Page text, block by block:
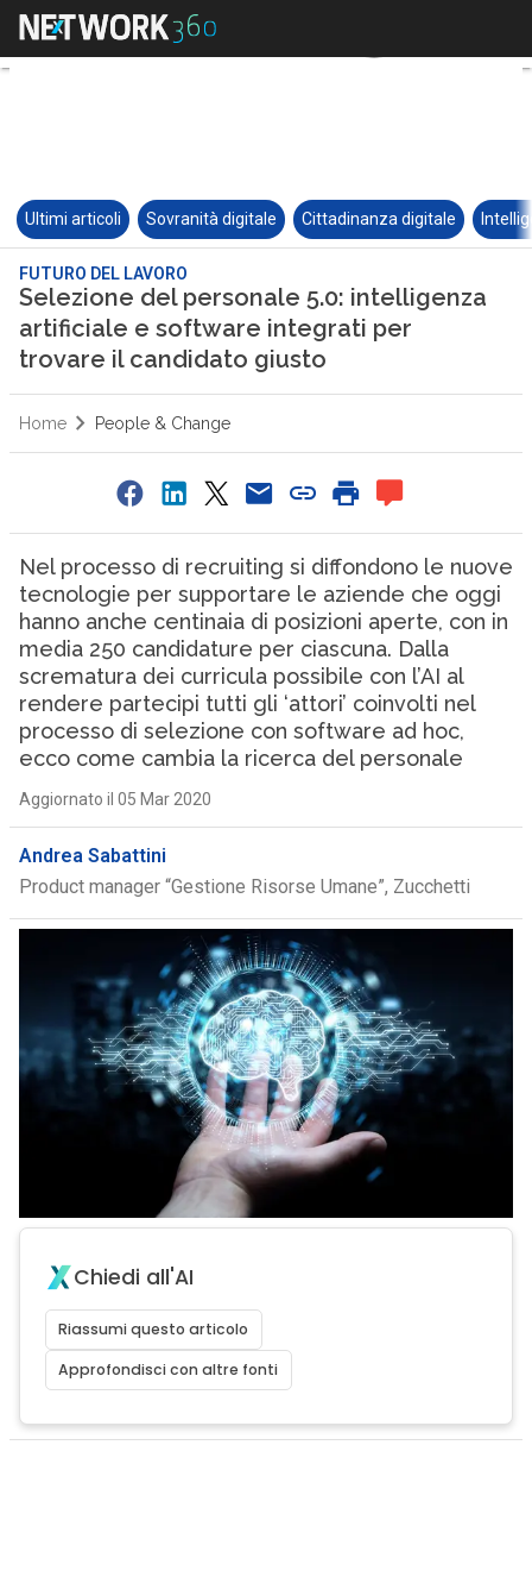
Ultimi articoli Sovranità digitale Cittadinanza digitale
FUTURO DEL LAVORO
Selezione del personale 5.0: intelligenza
artificiale e software integrati per
trovare il candidato giusto
Home People & Change
Nel processo di recruiting si diffondono le nuove
tecnologie per supportare le aziende che oggi
hanno anche centinaia di posizioni aperte, con in
media 250 candidature per ciascuna. Dalla
scrematura dei curricula possibile con l’AI al
rendere partecipi tutti gli ‘attori’ coinvolti nel
processo di selezione con software ad hoc,
ecco come cambia la ricerca del personale
Aggiornato il 05 Mar 2020
Andrea Sabattini
Product manager “Gestione Risorse Umane”, Zucchetti
Chiedi all'AI
Riassumi questo articolo
Approfondisci con altre fonti